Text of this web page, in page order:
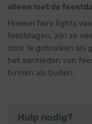
alleen met de
Hoewel fairy lights
feestdagen, zijn ze
door te gebruiken als
het aankleden van
binnen als buiten.
Hulp nodig?